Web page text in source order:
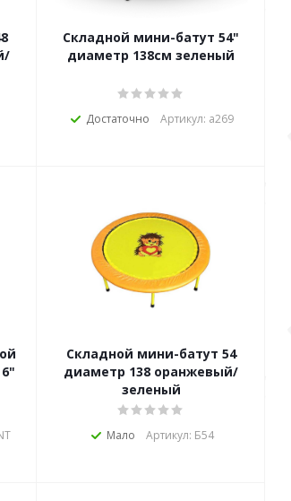
Складной мини-батут 54"
диаметр 138см зеленый
Достаточно Артикул: а269
Складной мини-батут 54
диаметр 138 оранжевый/
зеленый
Мало Артикул: Б54